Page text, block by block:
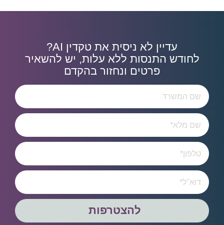
עדיין לא ניסית את טקדין AI?
לחודש התנסות ללא עלות, יש להשאיר
פרטים ונחזור בהקדם
להצטרפות